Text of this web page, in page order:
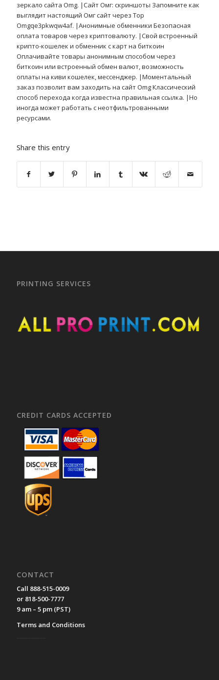
зеркало сайта Omg. |Сайт Омг: скриншоты Запомните как
выглядит настоящий Омг сайт через Тор
Omgqe3pkwqw4af. |Анонимные обменники Безопасная
оплата товаров через криптовалюту. |Свой встроенный
крипто-кошелек и обменник с карт на биткоин
Оплачивайте товары анонимным способом через
биткоин или встроенный обмен валют, возможность
оплаты на киви кошелек, мессенджер. |Моментальный
заказ позволит вам заходить на сайт Omg Классический
способ перехода когда известна правильная ссылка. |Но
иногда может работать с неотфильтрованными
ресурсами.
Share this entry
PRINTING SERVICES
CREDIT CARDS ACCEPTED
CONTACT
Call 888-515-0009
or 818-500-7777
9 am – 5 pm (PST)
Terms and Conditions